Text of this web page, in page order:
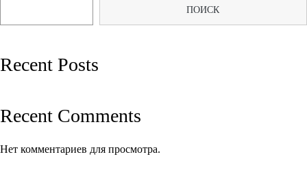
записям
ПОИСК
Recent Posts
Recent Comments
Нет комментариев для просмотра.